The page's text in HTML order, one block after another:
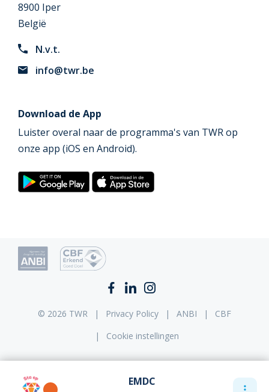
EMDC
8900 Iper
België
N.v.t.
info@twr.be
Download de App
Luister overal naar de programma's van TWR op
onze app (iOS en Android).
© 2026 TWR Privacy Policy ANBI
CBF
Cookie instellingen